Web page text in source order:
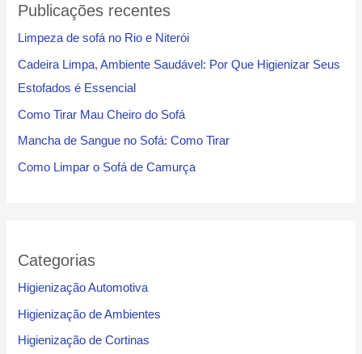
Publicações recentes
Limpeza de sofá no Rio e Niterói
Cadeira Limpa, Ambiente Saudável: Por Que Higienizar Seus
Estofados é Essencial
Como Tirar Mau Cheiro do Sofá
Mancha de Sangue no Sofá: Como Tirar
Como Limpar o Sofá de Camurça
Categorias
Higienização Automotiva
Higienização de Ambientes
Higienização de Cortinas